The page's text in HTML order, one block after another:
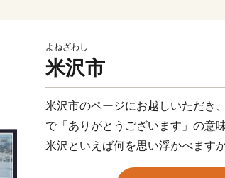
よねざわし
米沢市
米沢市のページにお越しいただき
で「ありがとうございます」の意
米沢といえば何を思い浮かべます
米沢牛？米沢らーめん？地酒？米